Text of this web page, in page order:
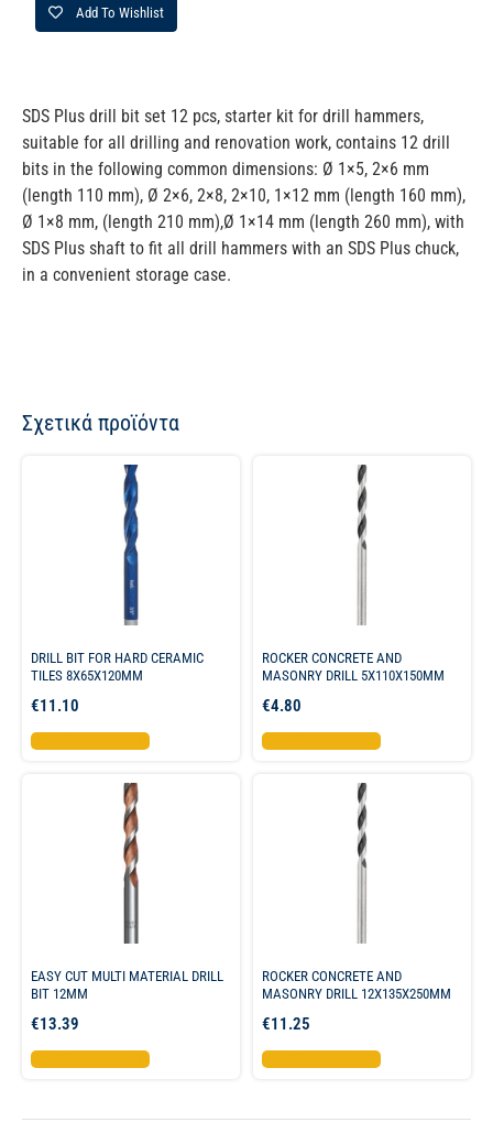
Add To Wishlist
SDS Plus drill bit set 12 pcs, starter kit for drill hammers,
suitable for all drilling and renovation work, contains 12 drill
bits in the following common dimensions: Ø 1×5, 2×6 mm
(length 110 mm), Ø 2×6, 2×8, 2×10, 1×12 mm (length 160 mm),
Ø 1×8 mm, (length 210 mm),Ø 1×14 mm (length 260 mm), with
SDS Plus shaft to fit all drill hammers with an SDS Plus chuck,
in a convenient storage case.
Σχετικά προϊόντα
DRILL BIT FOR HARD CERAMIC
TILES 8X65X120MM
€11.10
Προσθήκη στο καλάθι
ROCKER CONCRETE AND
MASONRY DRILL 5X110X150MM
€4.80
Προσθήκη στο καλάθι
EASY CUT MULTI MATERIAL DRILL
BIT 12MM
€13.39
Προσθήκη στο καλάθι
ROCKER CONCRETE AND
MASONRY DRILL 12X135X250MM
€11.25
Προσθήκη στο καλάθι